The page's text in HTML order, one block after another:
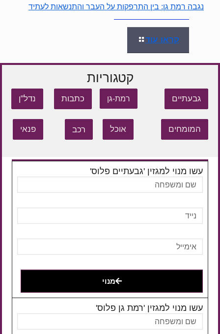
נגבה רמת גן: בין התרפקות על העבר והתנשאות לעתיד
קראו עוד
קטגוריות
גבעתיים רמת-גן כתבות נדל"ן
המומחים אוכל רכב פנאי
עשו מנוי למגזין 'גבעתיים פלוס'
מנוי
עשו מנוי למגזין 'רמת גן פלוס'